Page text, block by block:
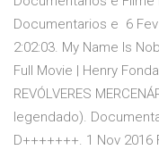
Documentarios e 6 Fev
2:02:03. My Name Is
Full Movie | Henry
REVÓLVERES
legendado).
D+++++++. 1 Nov